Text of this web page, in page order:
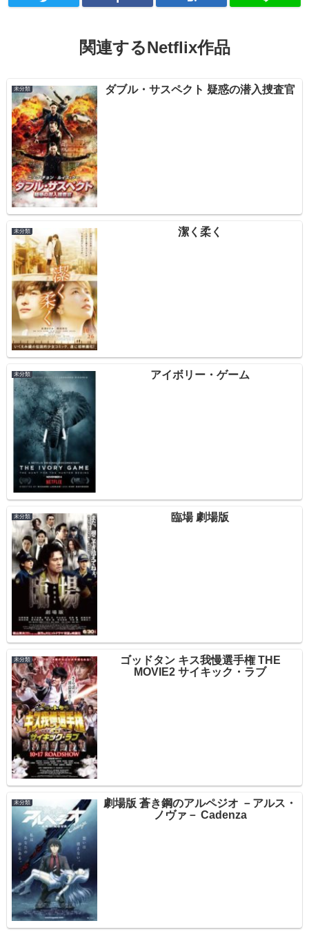
関連するNetflix作品
未分類 ダブル・サスペクト 疑惑の潜入捜査官
未分類 潔く柔く
未分類 アイボリー・ゲーム
未分類 臨場 劇場版
未分類
ゴッドタン キス我慢選手権 THE
MOVIE2 サイキック・ラブ
未分類
劇場版 蒼き鋼のアルペジオ －アルス・
ノヴァ－ Cadenza